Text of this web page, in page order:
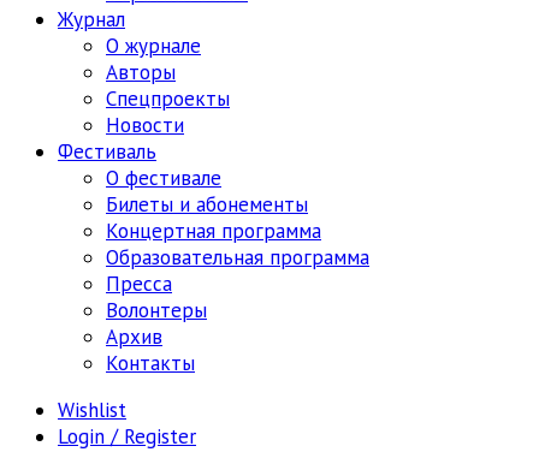
Журнал
О журнале
Авторы
Спецпроекты
Новости
Фестиваль
О фестивале
Билеты и абонементы
Концертная программа
Образовательная программа
Пресса
Волонтеры
Архив
Контакты
Wishlist
Login / Register